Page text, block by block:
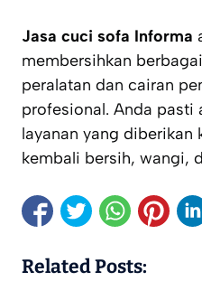
Jasa cuci sofa Informa
membersihkan
peralatan dan cairan
profesional. Anda pasti
layanan yang diberikan
kembali bersih, wangi,
Related Posts: